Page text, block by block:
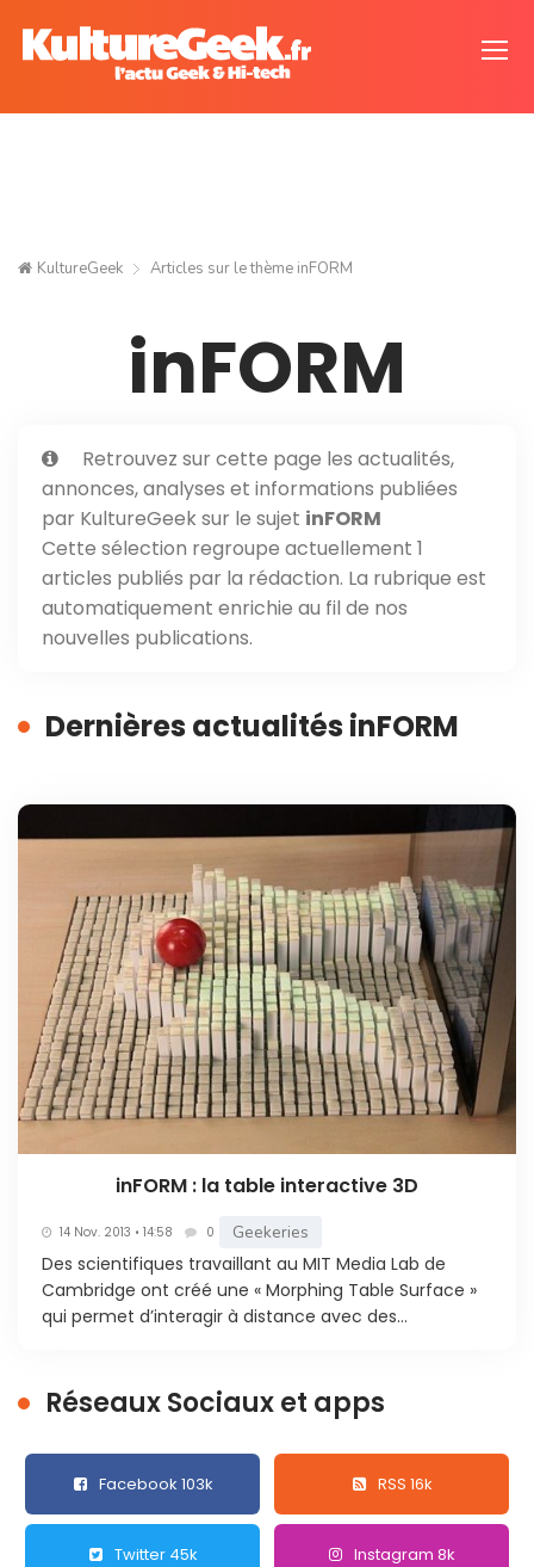
KultureGeek Articles sur le thème inFORM
inFORM
Retrouvez sur cette page les actualités,
annonces, analyses et informations publiées
par KultureGeek sur le sujet inFORM
Cette sélection regroupe actuellement 1
articles publiés par la rédaction. La rubrique est
automatiquement enrichie au fil de nos
nouvelles publications.
Dernières actualités inFORM
inFORM : la table interactive 3D
14 Nov. 2013 • 14:58 0 Geekeries
Des scientifiques travaillant au MIT Media Lab de
Cambridge ont créé une « Morphing Table Surface »
qui permet d’interagir à distance avec des...
Réseaux Sociaux et apps
Facebook 103k RSS 16k
Twitter 45k Instagram 8k